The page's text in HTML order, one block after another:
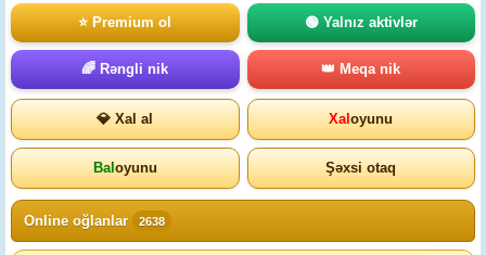
⭐ Premium ol 🟢 Yalnız aktivlər
🌈 Rəngli nik 👑 Meqa nik
💎 Xal al Xaloyunu
Baloyunu Şəxsi otaq
Online oğlanlar 2638